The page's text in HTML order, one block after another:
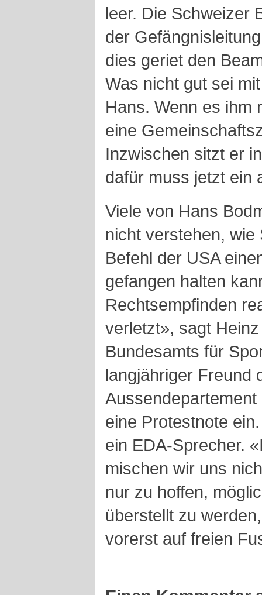
leer. Die Schweizer
der
dies geriet den
Was nicht gut sei
Hans. Wenn es ihm
eine
Inzwischen sitzt er
dafür muss jetzt ein
Viele von Hans
nicht verstehen,
Befehl der USA
gefangen halten
Rechtsempfinden
verletzt», sagt
Bundesamts für
langjähriger Freund
eine Protestnote
ein EDA-Sprecher.
mischen wir uns
nur zu hoffen,
überstellt zu
vorerst auf freien